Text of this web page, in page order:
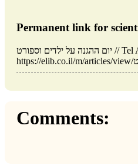
Permanent link for
יום ההגנה על ילדים וספורט // Tel Aviv: Israel (ELIB.CO.IL). Updated: 31.05.2026. URL:
Comments: